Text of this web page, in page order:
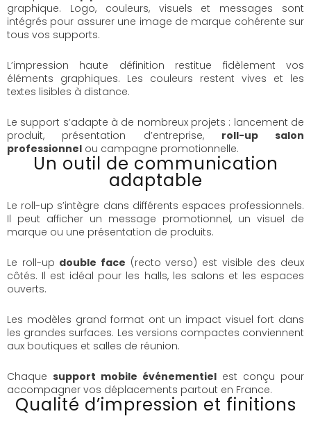
graphique. Logo, couleurs, visuels et messages sont
intégrés pour assurer une image de marque cohérente sur
tous vos supports.
L’impression haute définition restitue fidèlement vos
éléments graphiques. Les couleurs restent vives et les
textes lisibles à distance.
Le support s’adapte à de nombreux projets : lancement de
produit, présentation d’entreprise, roll-up salon
professionnel ou campagne promotionnelle.
Un outil de communication
adaptable
Le roll-up s’intègre dans différents espaces professionnels.
Il peut afficher un message promotionnel, un visuel de
marque ou une présentation de produits.
Le roll-up double face (recto verso) est visible des deux
côtés. Il est idéal pour les halls, les salons et les espaces
ouverts.
Les modèles grand format ont un impact visuel fort dans
les grandes surfaces. Les versions compactes conviennent
aux boutiques et salles de réunion.
Chaque support mobile événementiel est conçu pour
accompagner vos déplacements partout en France.
Qualité d’impression et finitions